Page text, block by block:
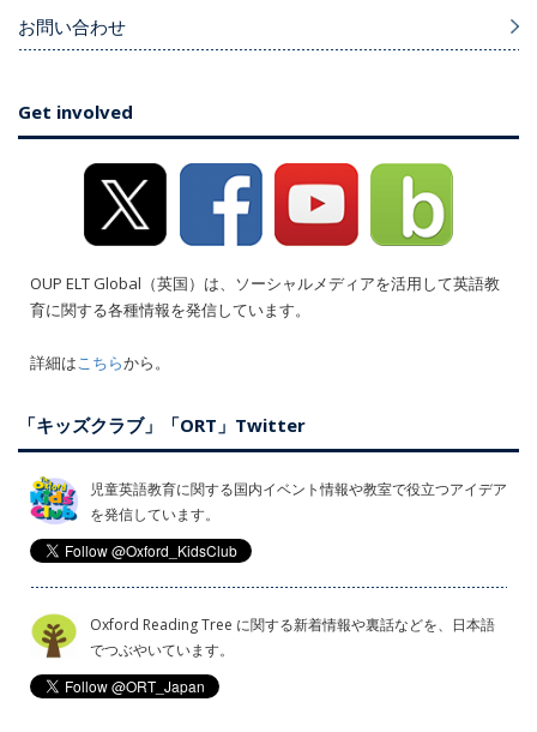
お問い合わせ
Get involved
OUP ELT Global（英国）は、ソーシャルメディアを活用して英語教
育に関する各種情報を発信しています。
詳細はこちらから。
「キッズクラブ」「ORT」Twitter
児童英語教育に関する国内イベント情報や教室で役立つアイデア
を発信しています。
Oxford Reading Tree に関する新着情報や裏話などを、日本語
でつぶやいています。